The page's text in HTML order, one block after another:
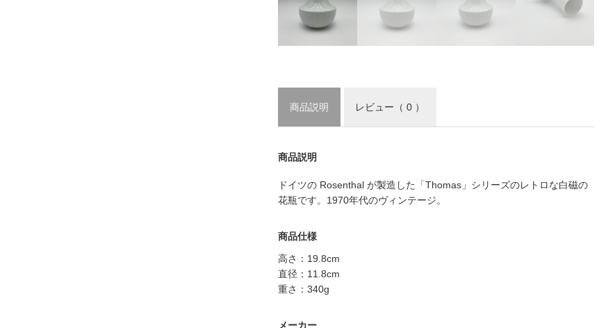
商品説明 レビュー （ 0 ）
商品説明
ドイツの Rosenthal が製造した「Thomas」シリーズのレトロな白磁の
花瓶です。1970年代のヴィンテージ。
商品仕様
高さ：19.8cm
直径：11.8cm
重さ：340g
メーカー